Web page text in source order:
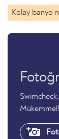
Kolay banyo